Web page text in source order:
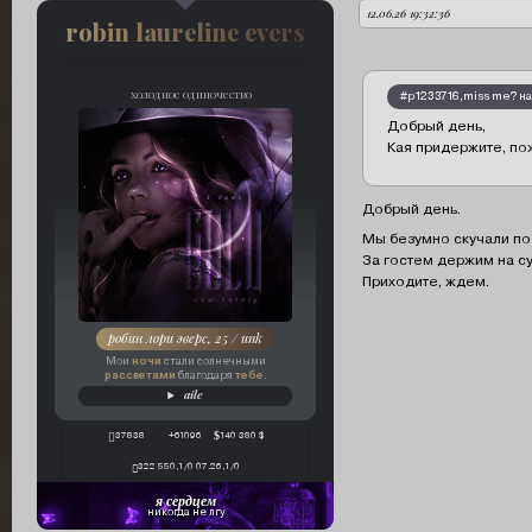
12.06.26 19:32:36
холодное одиночество
робин лори эверс, 25 / unk
Мои ночи стали солнечными
рассветами благодаря тебе .
aile
автор:
robin laureline evers
37838 +61096 140 380 $
322 550,1/0 07.26,1/0
я сердцем
никогда не лгу
#p1233716,miss me?
Добрый день,
Кая придержите,
Добрый день.
Мы безумно скучали по
За гостем держим на
Приходите, ждем.